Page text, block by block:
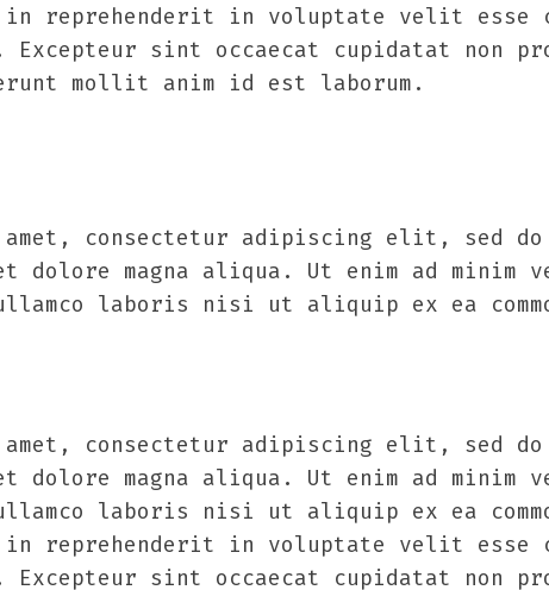
reprehenderit in voluptate velit esse
sint occaecat cupidatat non
mollit anim id est laborum.
consectetur adipiscing elit, sed do
magna aliqua. Ut enim ad minim
laboris nisi ut aliquip ex ea
consectetur adipiscing elit, sed do
magna aliqua. Ut enim ad minim
laboris nisi ut aliquip ex ea
reprehenderit in voluptate velit esse
sint occaecat cupidatat non